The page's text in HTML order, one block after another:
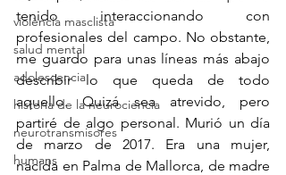
violència masclista
salud mental
adolescencia
historia de la neurociencia
neurotransmisores
humans
tenido interaccionando con
profesionales del campo. No obstante,
me guardo para unas líneas más abajo
describir lo que queda de todo
aquello. Quizá sea atrevido, pero
partiré de algo personal. Murió un día
de marzo de 2017. Era una mujer,
nacida en Palma de Mallorca, de madre